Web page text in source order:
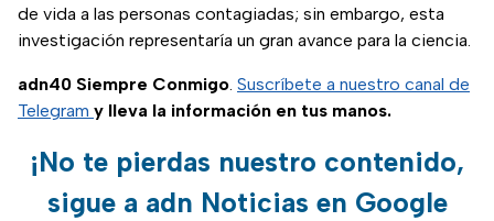
de vida a las personas contagiadas; sin embargo, esta
investigación representaría un gran avance para la ciencia.
adn40 Siempre Conmigo. Suscríbete a nuestro canal de
Telegram y lleva la información en tus manos.
¡No te pierdas nuestro contenido,
sigue a adn Noticias en Google